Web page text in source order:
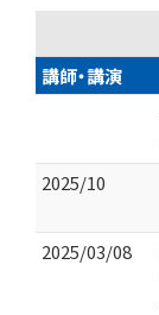
講師・講演
2025/10
2025/03/08